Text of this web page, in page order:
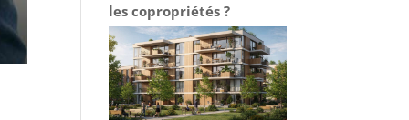
les copropriétés ?